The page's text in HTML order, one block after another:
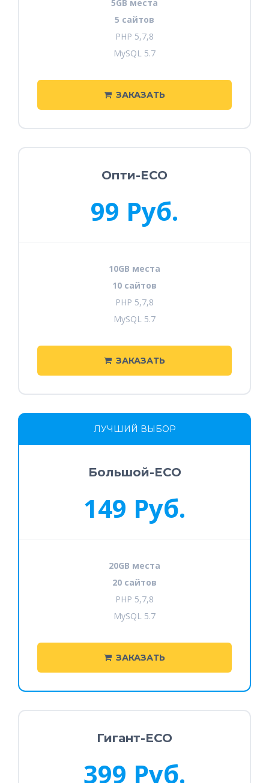
5GB места
5 сайтов
PHP 5,7,8
MySQL 5.7
ЗАКАЗАТЬ
Опти-ECO
99 Руб.
10GB места
10 сайтов
PHP 5,7,8
MySQL 5.7
ЗАКАЗАТЬ
ЛУЧШИЙ ВЫБОР
Большой-ECO
149 Руб.
20GB места
20 сайтов
PHP 5,7,8
MySQL 5.7
ЗАКАЗАТЬ
Гигант-ECO
399 Руб.